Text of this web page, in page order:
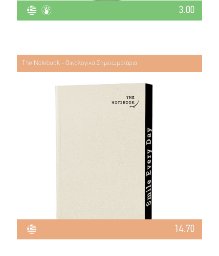
3.00
The Notebook - Οικολογικό Σημειωματάριο
14.70